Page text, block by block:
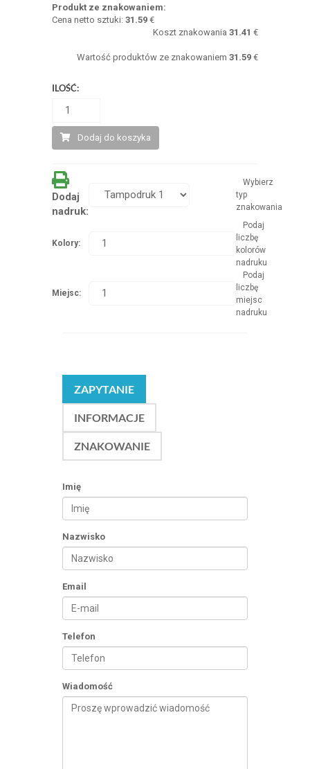
Produkt ze znakowaniem:
Cena netto sztuki: 31.59€
Koszt znakowania31.41 €
Wartość produktów ze znakowaniem31.59 €
ILOŚĆ:
Dodaj do koszyka
Dodaj
nadruk:
Wybierz
typ
znakowania
Kolory:
Podaj
liczbę
kolorów
nadruku
Miejsc:
Podaj
liczbę
miejsc
nadruku
ZAPYTANIE
INFORMACJE
ZNAKOWANIE
Imię
Nazwisko
Email
Telefon
Wiadomość